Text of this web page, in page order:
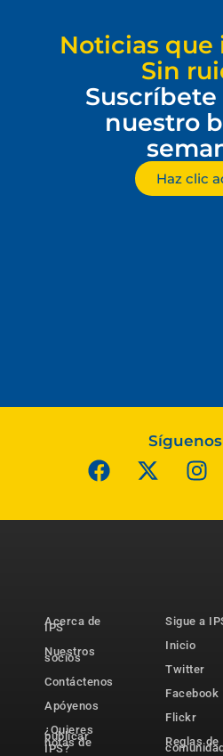
Noticias que
Sin
Suscríbete
nuestro
Haz clic
Acerca de
IPS
Nuestros
socios
Contáctenos
Apóyenos
¿Quieres
publicar
notas de
IPS?
Sigue a
Inicio
Twitter
Facebook
Flickr
Reglas de